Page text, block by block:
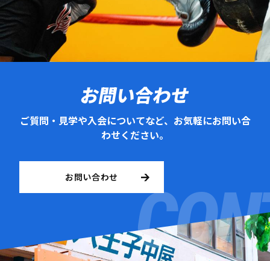
お問い合わせ
ご質問・見学や入会についてなど、お気軽にお問い合
わせください。
お問い合わせ